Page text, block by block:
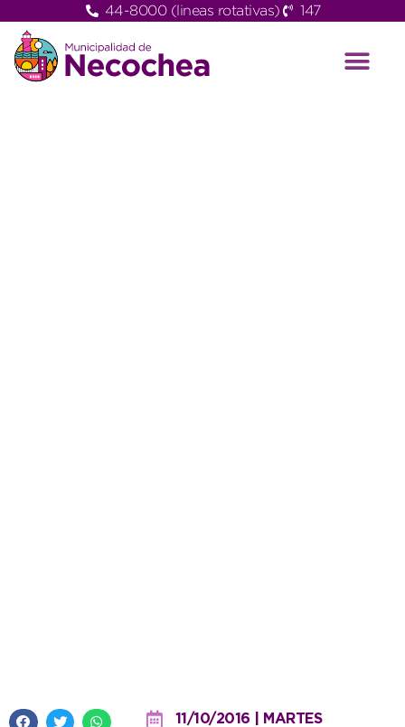
44-8000 (lineas rotativas) 147
11/10/2016 | MARTES